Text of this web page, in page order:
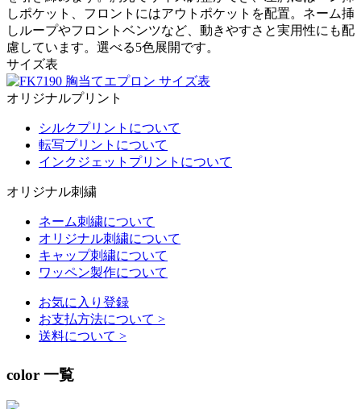
しポケット、フロントにはアウトポケットを配置。ネーム挿
しループやフロントベンツなど、動きやすさと実用性にも配
慮しています。選べる5色展開です。
サイズ表
オリジナルプリント
シルクプリントについて
転写プリントについて
インクジェットプリントについて
オリジナル刺繍
ネーム刺繍について
オリジナル刺繍について
キャップ刺繍について
ワッペン製作について
お気に入り登録
お支払方法について >
送料について >
color 一覧